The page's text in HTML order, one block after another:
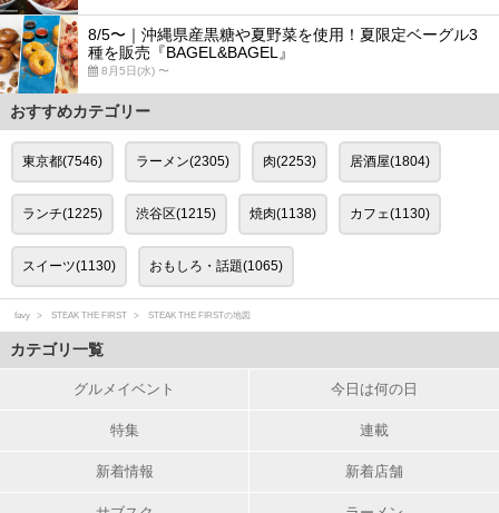
8/5〜｜沖縄県産黒糖や夏野菜を使用！夏限定ベーグル3
種を販売『BAGEL&BAGEL』
8月5日(水) 〜
おすすめカテゴリー
東京都(7546) ラーメン(2305) 肉(2253) 居酒屋(1804)
ランチ(1225) 渋谷区(1215) 焼肉(1138) カフェ(1130)
スイーツ(1130) おもしろ・話題(1065)
favy STEAK THE FIRST STEAK THE FIRSTの地図
カテゴリ一覧
グルメイベント 今日は何の日
特集 連載
新着情報 新着店舗